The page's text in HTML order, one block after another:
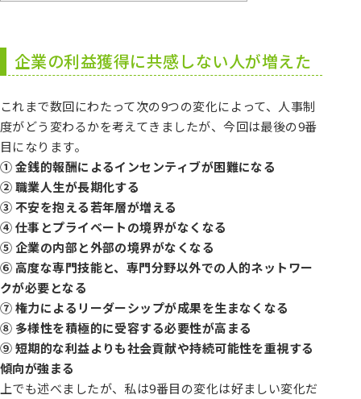
企業の利益獲得に共感しない人が増えた
これまで数回にわたって次の9つの変化によって、人事制
度がどう変わるかを考えてきましたが、今回は最後の9番
目になります。
① 金銭的報酬によるインセンティブが困難になる
② 職業人生が長期化する
③ 不安を抱える若年層が増える
④ 仕事とプライベートの境界がなくなる
⑤ 企業の内部と外部の境界がなくなる
⑥ 高度な専門技能と、専門分野以外での人的ネットワー
クが必要となる
⑦ 権力によるリーダーシップが成果を生まなくなる
⑧ 多様性を積極的に受容する必要性が高まる
⑨ 短期的な利益よりも社会貢献や持続可能性を重視する
傾向が強まる
上でも述べましたが、私は9番目の変化は好ましい変化だ